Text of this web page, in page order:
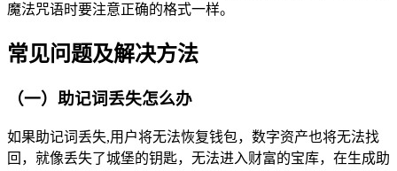
魔法咒语时要注意正确的格式一样。
常见问题及解决方法
（一）助记词丢失怎么办
如果助记词丢失,用户将无法恢复钱包，数字资产也将无法找
回，就像丢失了城堡的钥匙，无法进入财富的宝库，在生成助